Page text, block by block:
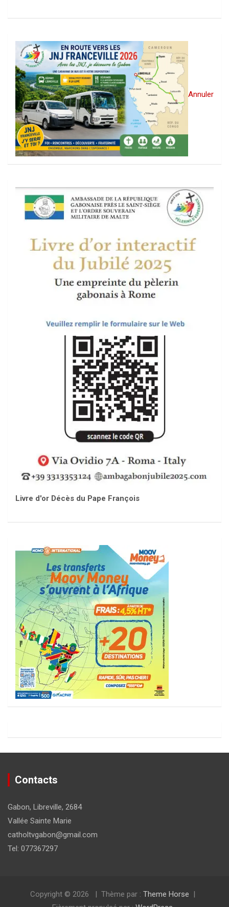
Annuler
Livre d'or Décès du Pape François
Contacts
Gabon, Libreville, 2684
Vallée Sainte Marie
catholtvgabon@gmail.com
Tel: 077367297
Copyright © 2026 Thème par : Theme Horse